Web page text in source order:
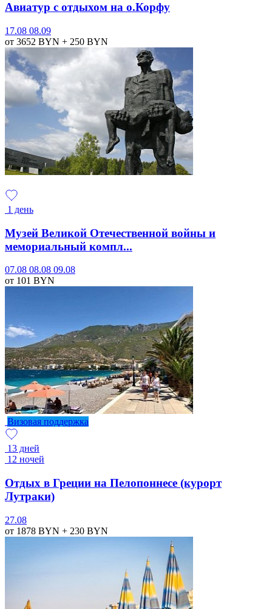
Авиатур с отдыхом на о.Корфу
17.08 08.09
от 3652 BYN + 250 BYN
1 день
Музей Великой Отечественной войны и
мемориальный компл...
07.08 08.08 09.08
от 101 BYN
Визовая поддержка
13 дней
12 ночей
Отдых в Греции на Пелопоннесе (курорт
Лутраки)
27.08
от 1878 BYN + 230 BYN